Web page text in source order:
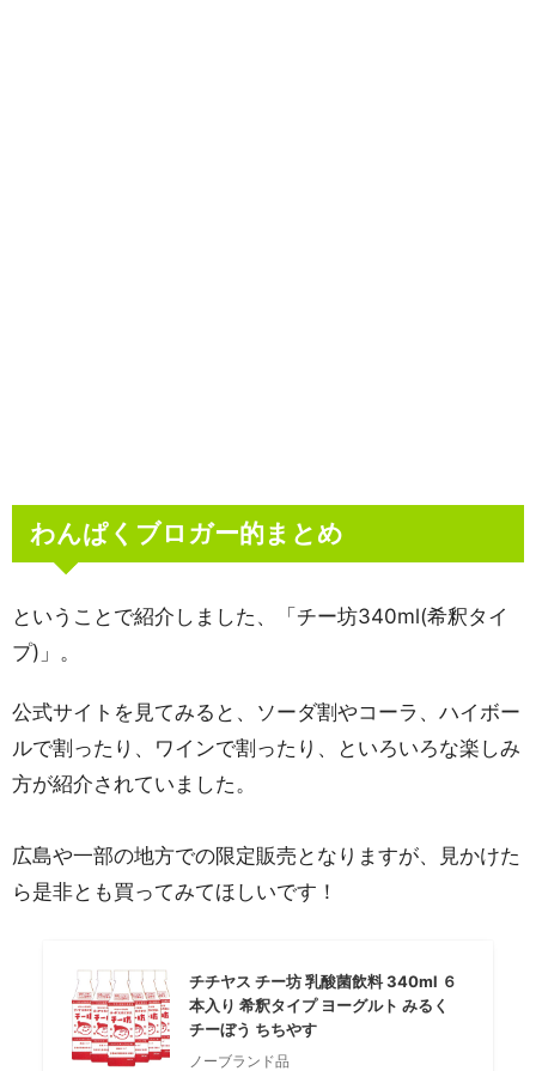
わんぱくブロガー的まとめ
ということで紹介しました、「チー坊340ml(希釈タイ
プ)」。
公式サイトを見てみると、ソーダ割やコーラ、ハイボー
ルで割ったり、ワインで割ったり、といろいろな楽しみ
方が紹介されていました。
広島や一部の地方での限定販売となりますが、見かけた
ら是非とも買ってみてほしいです！
チチヤス チー坊 乳酸菌飲料 340ml ６
本入り 希釈タイプ ヨーグルト みるく
チーぼう ちちやす
ノーブランド品